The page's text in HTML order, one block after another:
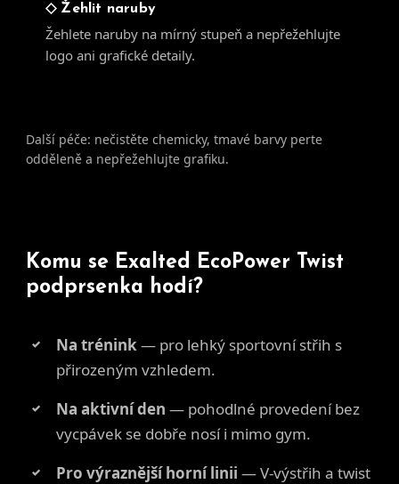
◇ Žehlit naruby
Žehlete naruby na mírný stupeň a nepřežehlujte
logo ani grafické detaily.
Další péče: nečistěte chemicky, tmavé barvy perte
odděleně a nepřežehlujte grafiku.
Komu se Exalted EcoPower Twist
podprsenka hodí?
Na trénink— pro lehký sportovní střih s
přirozeným vzhledem.
Na aktivní den — pohodlné provedení bez
vycpávek se dobře nosí i mimo gym.
Pro výraznější horní linii — V-výstřih a twist